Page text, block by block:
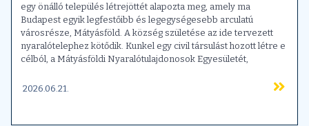
egy önálló település létrejöttét alapozta meg, amely ma
Budapest egyik legfestőibb és legegységesebb arculatú
városrésze, Mátyásföld. A község születése az ide tervezett
nyaralótelephez kötődik. Kunkel egy civil társulást hozott létre e
célból, a Mátyásföldi Nyaralótulajdonosok Egyesületét,
2026.06.21.